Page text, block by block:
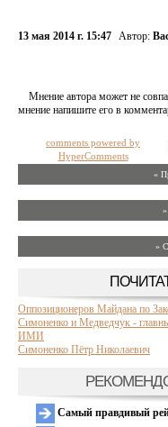
13 мая 2014 г. 15:47 Автор:
Мнение автора может не
мнение напишите его в
comments powered by
HyperComments
«
»
Оппозиционеров Майдана по
Симоненко и Медведчук -
ИМИ
Симоненко Пётр Николаевич
Самый правдивый